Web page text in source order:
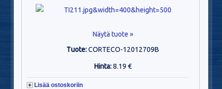
Näytä tuote »
Tuote:CORTECO-12012709B
Hinta:8.19 €
Lisää ostoskoriin